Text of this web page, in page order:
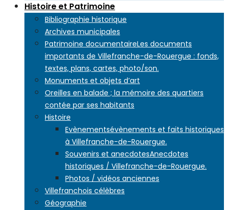
Histoire et Patrimoine
Bibliographie historique
Archives municipales
Patrimoine documentaireLes documents
importants de Villefranche-de-Rouergue : fonds,
textes, plans, cartes, photo/son.
Monuments et objets d’art
Oreilles en balade ; la mémoire des quartiers
contée par ses habitants
Histoire
Evènementsévènements et faits historiques
à Villefranche-de-Rouergue.
Souvenirs et anecdotesAnecdotes
historiques / Villefranche-de-Rouergue.
Photos / vidéos anciennes
Villefranchois célèbres
Géographie